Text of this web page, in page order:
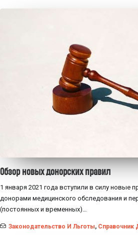
Обзор новых донорских правил
1 января 2021 года вступили в силу новые
донорами медицинского обследования и
(постоянных и временных)…
Законодательство И Льготы, Справочник